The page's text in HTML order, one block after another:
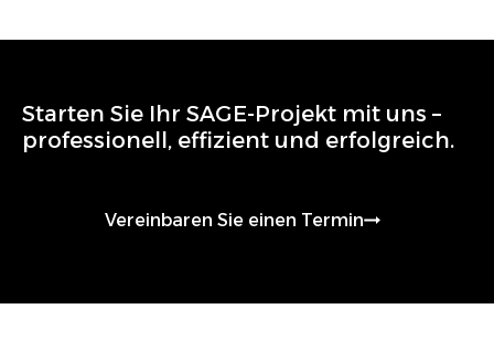
Starten Sie Ihr SAGE-Projekt mit uns –
professionell, effizient und erfolgreich.
Vereinbaren Sie einen Termin